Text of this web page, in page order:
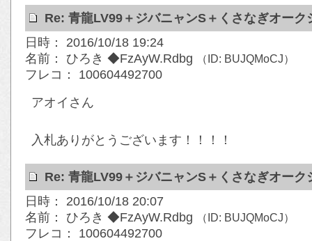
Re: 青龍LV99＋ジバニャンS＋くさなぎオー
日時： 2016/10/18 19:24
名前： ひろき ◆FzAyW.Rdbg
（ID: BUJQMoCJ）
フレコ： 100604492700
アオイさん
入札ありがとうございます！！！！
Re: 青龍LV99＋ジバニャンS＋くさなぎオー
日時： 2016/10/18 20:07
名前： ひろき ◆FzAyW.Rdbg
（ID: BUJQMoCJ）
フレコ： 100604492700